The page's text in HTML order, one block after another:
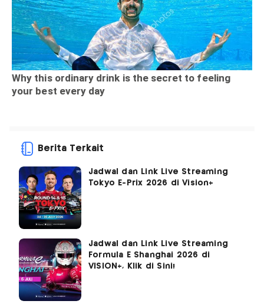
Berita Terkait
Jadwal dan Link Live Streaming
Tokyo E-Prix 2026 di Vision+
Jadwal dan Link Live Streaming
Formula E Shanghai 2026 di
VISION+, Klik di Sini!